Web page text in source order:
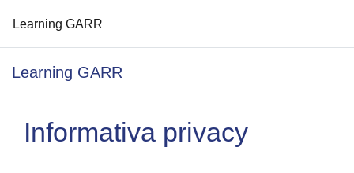
Learning GARR
Learning GARR
Informativa privacy